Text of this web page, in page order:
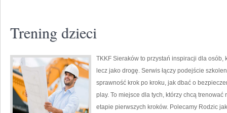
Trening dzieci
TKKF Sieraków to przystań inspiracji dla
lecz jako drogę. Serwis łączy podejście
sprawność krok po kroku, jak dbać o
play. To miejsce dla tych, którzy chcą
etapie pierwszych kroków. Polecamy Rodzic